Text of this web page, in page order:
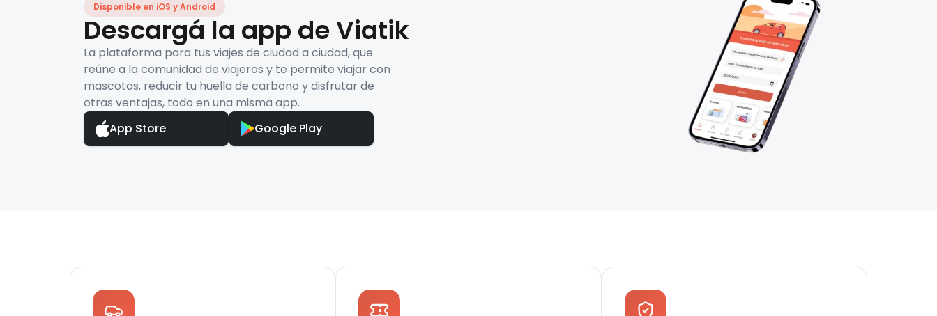
Disponible en iOS y Android
Descargá la app de Viatik
La plataforma para tus viajes de ciudad a ciudad, que
reúne a la comunidad de viajeros y te permite viajar con
mascotas, reducir tu huella de carbono y disfrutar de
otras ventajas, todo en una misma app.
App Store
Google Play